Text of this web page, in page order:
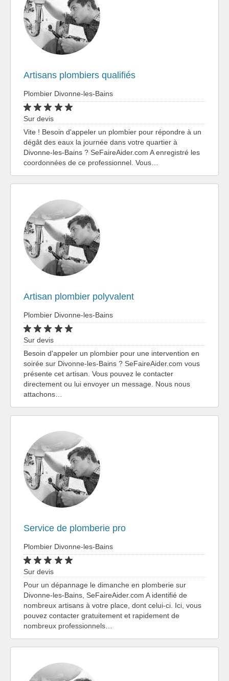
Artisans plombiers qualifiés
Plombier Divonne-les-Bains
Sur devis
Vite ! Besoin d'appeler un plombier pour répondre à un
dégât des eaux la journée dans votre quartier à
Divonne-les-Bains ? SeFaireAider.com A enregistré les
coordonnées de ce professionnel. Vous…
Artisan plombier polyvalent
Plombier Divonne-les-Bains
Sur devis
Besoin d'appeler un plombier pour une intervention en
soirée sur Divonne-les-Bains ? SeFaireAider.com vous
présente cet artisan. Vous pouvez le contacter
directement ou lui envoyer un message. Nous nous
attachons…
Service de plomberie pro
Plombier Divonne-les-Bains
Sur devis
Pour un dépannage le dimanche en plomberie sur
Divonne-les-Bains, SeFaireAider.com A identifié de
nombreux artisans à votre place, dont celui-ci. Ici, vous
pouvez contacter gratuitement et rapidement de
nombreux professionnels…